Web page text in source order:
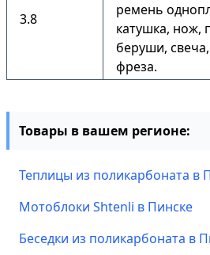
3.8
ремень
катушка, нож,
беруши,
фреза.
Товары в вашем регионе:
Теплицы из поликарбоната в
Мотоблоки Shtenli в Пинске
Беседки из поликарбоната в